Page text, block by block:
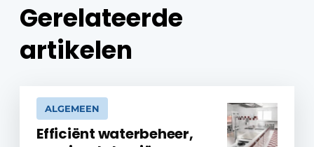
Gerelateerde
artikelen
ALGEMEEN
Efficiënt waterbeheer,